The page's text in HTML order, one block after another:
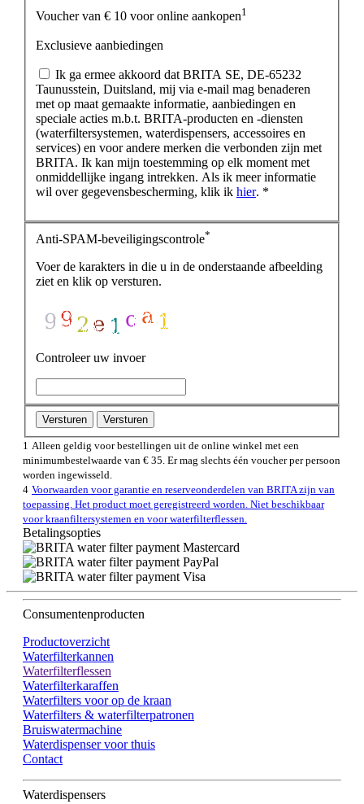
Voucher van € 10 voor online aankopen1
Exclusieve aanbiedingen
Ik ga ermee akkoord dat BRITA SE, DE-65232
Taunusstein, Duitsland, mij via e-mail mag benaderen
met op maat gemaakte informatie, aanbiedingen en
speciale acties m.b.t. BRITA-producten en -diensten
(waterfiltersystemen, waterdispensers, accessoires en
services) en voor andere merken die verbonden zijn met
BRITA. Ik kan mijn toestemming op elk moment met
onmiddellijke ingang intrekken. Als ik meer informatie
wil over gegevensbescherming, klik ik hier. *
Anti-SPAM-beveiligingscontrole*
Voer de karakters in die u in de onderstaande afbeelding
ziet en klik op versturen.
Controleer uw invoer
Versturen Versturen
1 Alleen geldig voor bestellingen uit de online winkel met een
minimumbestelwaarde van € 35. Er mag slechts één voucher per persoon
worden ingewisseld.
4 Voorwaarden voor garantie en reserveonderdelen van BRITA zijn van
toepassing. Het product moet geregistreerd worden. Niet beschikbaar
voor kraanfiltersystemen en voor waterfilterflessen.
Betalingsopties
Consumentenproducten
Productoverzicht
Waterfilterkannen
Waterfilterflessen
Waterfilterkaraffen
Waterfilters voor op de kraan
Waterfilters & waterfilterpatronen
Bruiswatermachine
Waterdispenser voor thuis
Contact
Waterdispensers